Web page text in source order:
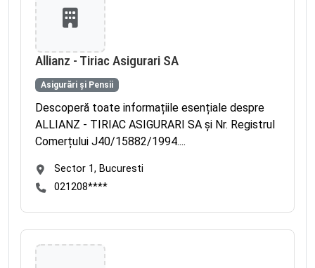
Allianz - Tiriac Asigurari SA
Asigurări și Pensii
Descoperă toate informațiile esențiale despre
ALLIANZ - TIRIAC ASIGURARI SA și Nr. Registrul
Comerțului J40/15882/1994....
Sector 1, Bucuresti
021208****